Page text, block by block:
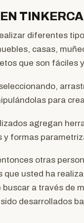
diferentes
casas,
que son fáciles
para
agregan
y formas
otras
que usted ha
a través de
desarrollados